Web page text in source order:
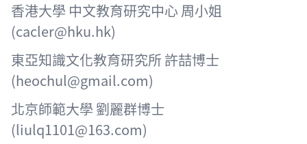
香港大學 中文教育研究中心 周小姐
(cacler@hku.hk)
東亞知識文化教育研究所 許喆博士
(heochul@gmail.com)
北京師範大學 劉麗群博士
(liulq1101@163.com)